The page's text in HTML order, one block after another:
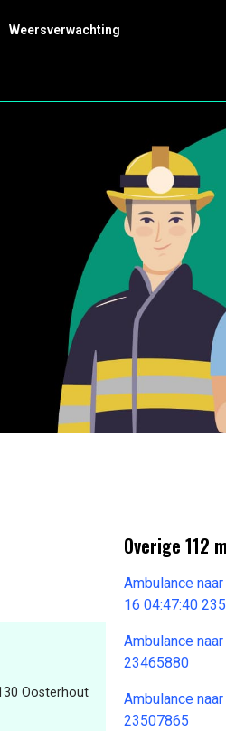
Weersverwachting
Oosterhout
Overige 112
Ambulance
16 04:47:40
Ambulance
23465880
Ambulance
23507865